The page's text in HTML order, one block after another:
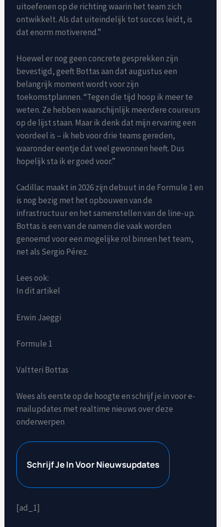
uitoefenen op de richting waarin het team zich
ontwikkelt. Als dat uiteindelijk tot succes leidt, is
dat enorm motiverend.”
Hoewel er nog geen concrete gesprekken zijn
bevestigd, geeft Bottas aan dat augustus een
belangrijk moment wordt voor zijn
toekomstplannen. “Tegen die tijd hoop ik meer te
weten. Ze hebben waarschijnlijk meerdere coureurs
op de lijst staan. Maar ik denk dat mijn ervaring een
voordeel is – ik heb voor drie teams gereden,
waaronder eentje dat veel gewonnen heeft. Dus
hopelijk sta ik er goed voor.”
Cadillac maakt in 2026 zijn debuut in de Formule 1 en
is nog bezig met het opbouwen van de
infrastructuur en het samenstellen van de line-up.
Bottas is een van de namen die vaak worden
genoemd voor een mogelijke rol binnen het team,
net als Sergio Pérez.
Lees ook:
In dit artikel
Erwin Jaeggi
Formule 1
Valtteri Bottas
Wees als eerste op de hoogte en schrijf je in voor e-
mailupdates met realtime nieuws over deze
onderwerpen
Schrijf Je In Voor Nieuwsupdates
[ad_1]